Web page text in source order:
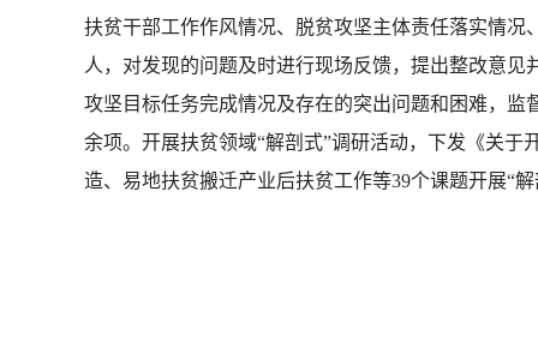
扶贫干部工作作风情况、脱贫攻坚主体责任落实情
人，对发现的问题及时进行现场反馈，提出整改意
攻坚目标任务完成情况及存在的突出问题和困难，
余项。开展扶贫领域“解剖式”调研活动，下发《关于
造、易地扶贫搬迁产业后扶贫工作等39个课题开展“